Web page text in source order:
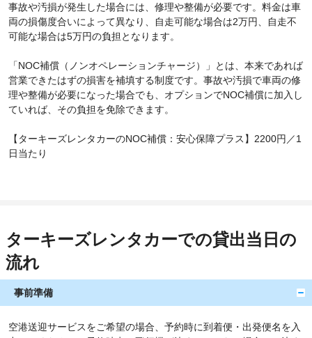
事故や汚損が発生した場合には、修理や整備が必要です。料金は車
両の損傷度合いによって異なり、自走可能な場合は2万円、自走不
可能な場合は5万円の負担となります。
「NOC補償（ノンオペレーションチャージ）」とは、本来であれば
営業できたはずの損害を補填する制度です。事故や汚損で車両の修
理や整備が必要になった場合でも、オプションでNOC補償に加入し
ていれば、その負担を免除できます。
【ターキーズレンタカーのNOC補償：安心保障プラス】2200円／1
日当たり
ターキーズレンタカーでの貸出当日の
流れ
事前準備
空港送迎サービスをご希望の場合、予約時に到着便・出発便名を入